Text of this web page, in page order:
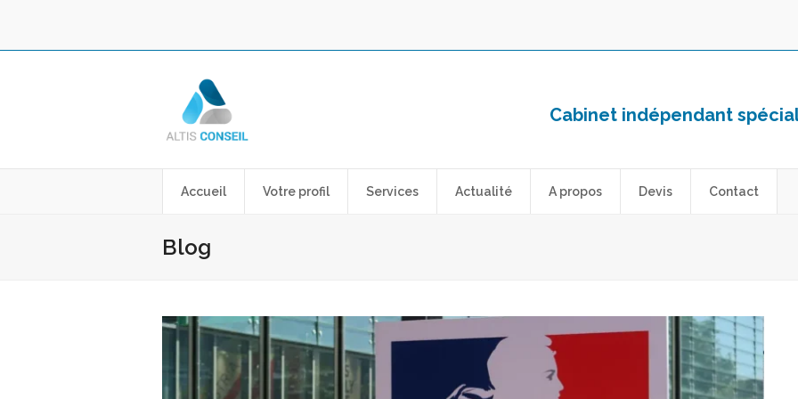
Cabinet indépendant
Accueil Votre profil Services Actualité A propos Devis Contact
Blog